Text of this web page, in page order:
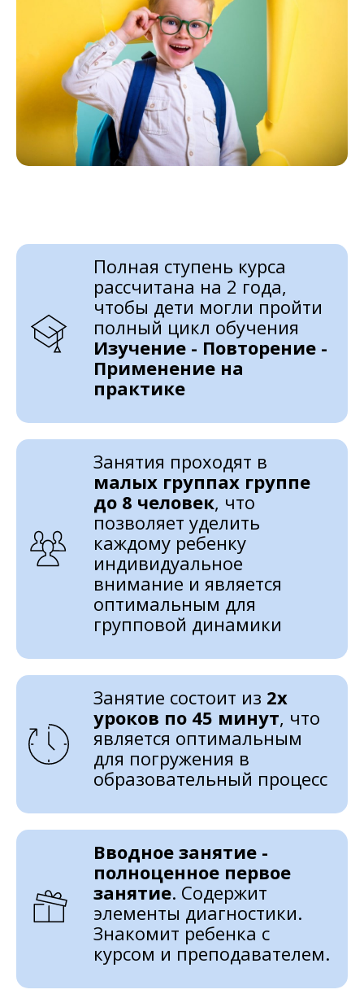
Полная ступень курса
рассчитана на 2 года,
чтобы дети могли пройти
полный цикл обучения
Изучение - Повторение -
Применение на
практике
Занятия проходят в
малых группах группе
до 8 человек, что
позволяет уделить
каждому ребенку
индивидуальное
внимание и является
оптимальным для
групповой динамики
Занятие состоит из 2х
уроков по 45 минут, что
является оптимальным
для погружения в
образовательный процесс
Вводное занятие -
полноценное первое
занятие. Содержит
элементы диагностики.
Знакомит ребенка с
курсом и преподавателем.